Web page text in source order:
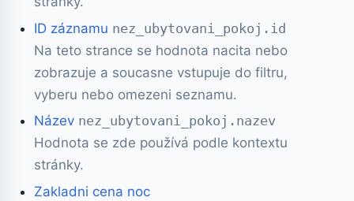
ID záznamu nez_ubytovani_pokoj.id
Na teto strance se hodnota nacita nebo
zobrazuje a soucasne vstupuje do filtru,
vyberu nebo omezeni seznamu.
Název nez_ubytovani_pokoj.nazev
Hodnota se zde používá podle kontextu
stránky.
Zakladni cena noc